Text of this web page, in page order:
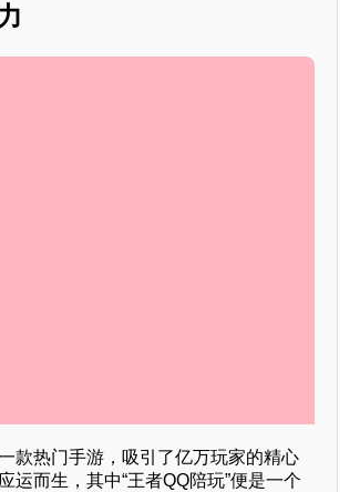
款热门手游，吸引了亿万玩家的精心
而生，其中“王者QQ陪玩”便是一个